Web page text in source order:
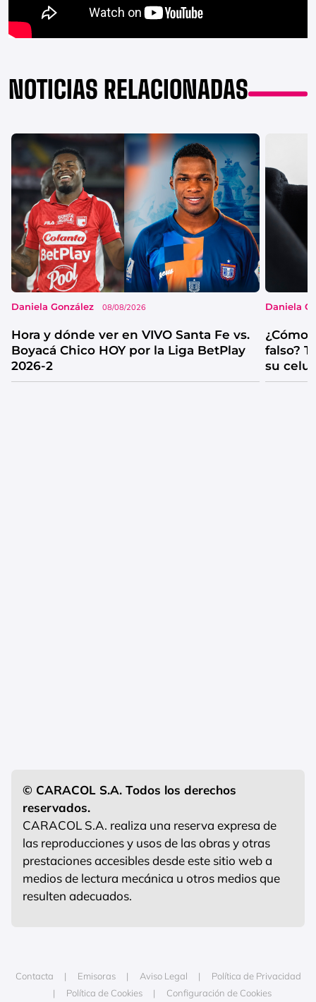
NOTICIAS RELACIONADAS
Daniela González 08/08/2026
Hora y dónde ver en VIVO Santa Fe vs.
Boyacá Chico HOY por la Liga BetPlay
2026-2
Daniela
¿Cómo
falso?
su
© CARACOL S.A. Todos los derechos
reservados.
CARACOL S.A. realiza una reserva expresa de
las reproducciones y usos de las obras y otras
prestaciones accesibles desde este sitio web a
medios de lectura mecánica u otros medios que
resulten adecuados.
Contacta Emisoras Aviso Legal
Política de Privacidad
Política de Cookies
Configuración de Cookies